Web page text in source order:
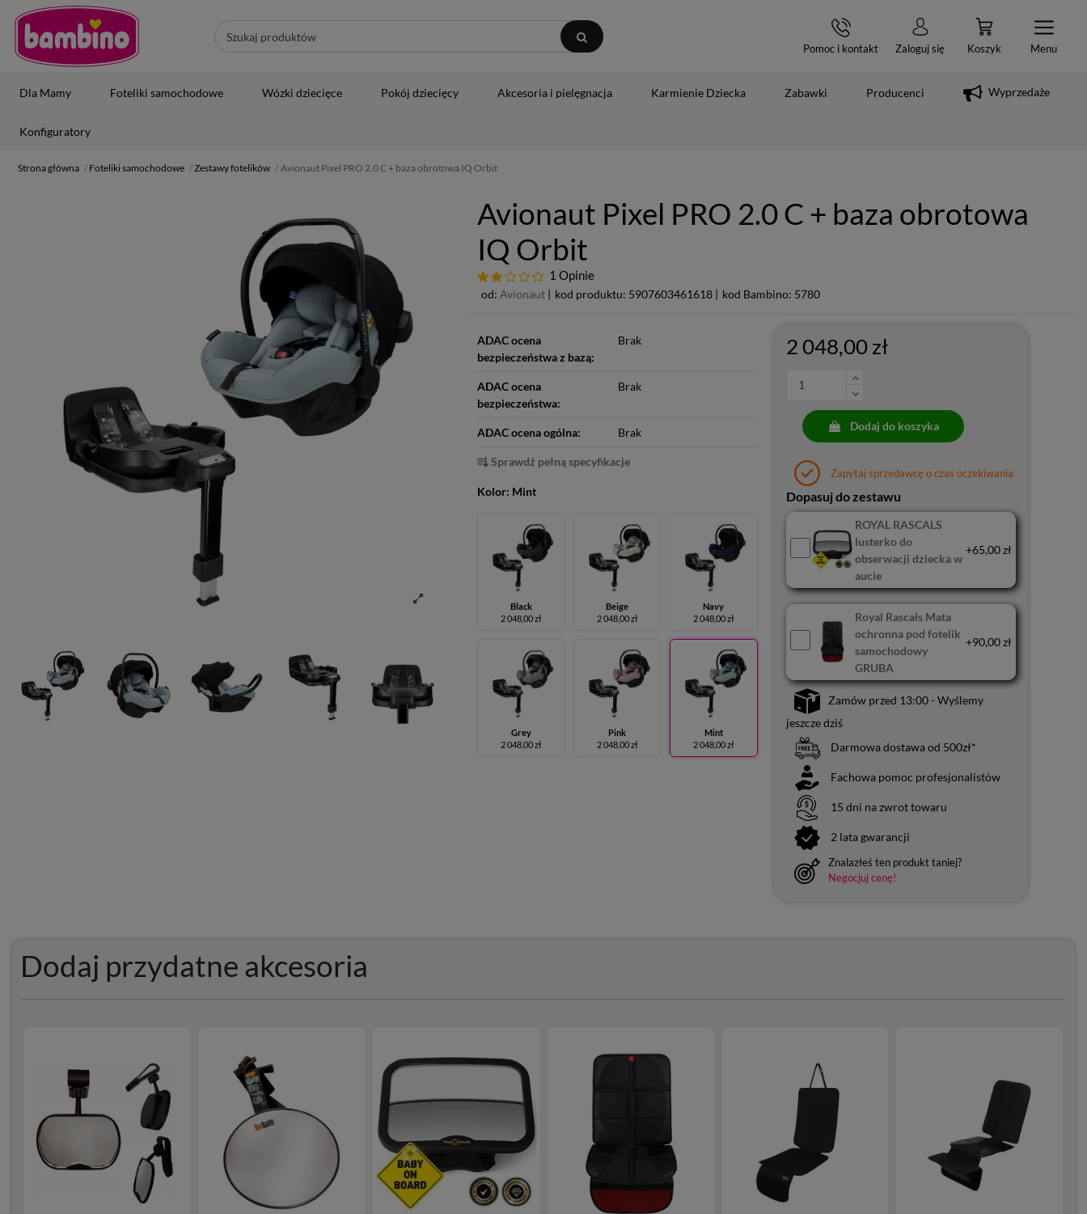
Pomoc i kontakt Zaloguj się Koszyk Menu
Dla Mamy Foteliki samochodowe Wózki dziecięce Pokój dziecięcy Akcesoria i pielęgnacja Karmienie Dziecka Zabawki Producenci Wyprzedaże
Konfiguratory
Strona główna Foteliki samochodowe Zestawy fotelików Avionaut Pixel PRO 2.0 C + baza obrotowa IQ Orbit
Avionaut Pixel PRO 2.0 C + baza obrotowa
IQ Orbit
1 Opinie
od: Avionaut | kod produktu: 5907603461618 | kod Bambino: 5780
ADAC ocena
bezpieczeństwa z bazą:
Brak
ADAC ocena
bezpieczeństwa:
Brak
ADAC ocena ogólna: Brak
Sprawdź pełną specyfikacje
Kolor: Mint
Black
2 048,00 zł
Beige
2 048,00 zł
Navy
2 048,00 zł
Grey
2 048,00 zł
Pink
2 048,00 zł
Mint
2 048,00 zł
2 048,00 zł
Dodaj do koszyka
Zapytaj sprzedawcę o czas oczekiwania
Dopasuj do zestawu
ROYAL RASCALS
lusterko do
obserwacji dziecka w
aucie
+65,00 zł
Royal Rascals Mata
ochronna pod fotelik
samochodowy
GRUBA
+90,00 zł
Zamów przed 13:00 - Wyślemy
jeszcze dziś
Darmowa dostawa od 500zł*
Fachowa pomoc profesjonalistów
15 dni na zwrot towaru
2 lata gwarancji
Znalazłeś ten produkt taniej?
Negocjuj cenę!
Dodaj przydatne akcesoria